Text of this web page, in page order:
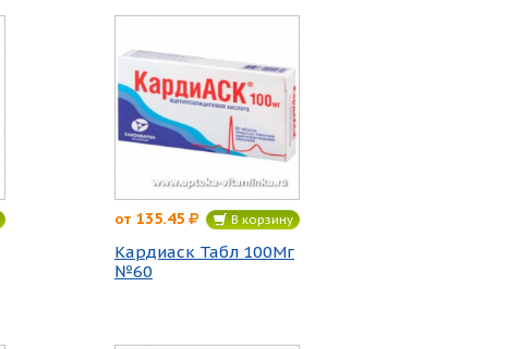
от 135.45 В корзину
Кардиаск Табл 100Мг
№60